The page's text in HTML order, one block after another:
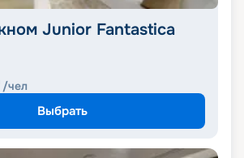
Junior Fantastica
/чел
Выбрать